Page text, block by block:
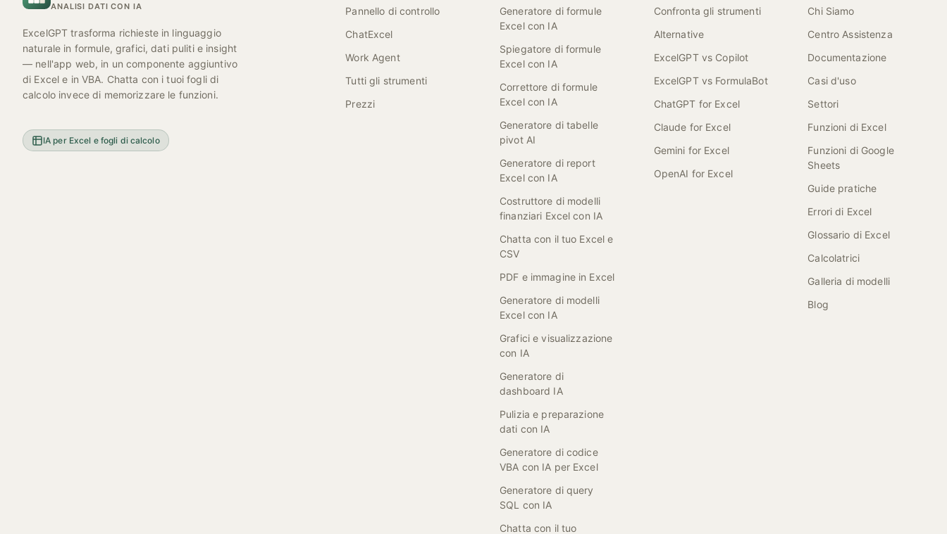
ANALISI DATI CON IA
ExcelGPT trasforma richieste in linguaggio
naturale in formule, grafici, dati puliti e insight
— nell'app web, in un componente aggiuntivo
di Excel e in VBA. Chatta con i tuoi fogli di
calcolo invece di memorizzare le funzioni.
IA per Excel e fogli di calcolo
Pannello di controllo
ChatExcel
Work Agent
Tutti gli strumenti
Prezzi
Generatore di formule
Excel con IA
Spiegatore di formule
Excel con IA
Correttore di formule
Excel con IA
Generatore di tabelle
pivot AI
Generatore di report
Excel con IA
Costruttore di modelli
finanziari Excel con IA
Chatta con il tuo Excel e
CSV
PDF e immagine in Excel
Generatore di modelli
Excel con IA
Grafici e visualizzazione
con IA
Generatore di
dashboard IA
Pulizia e preparazione
dati con IA
Generatore di codice
VBA con IA per Excel
Generatore di query
SQL con IA
Chatta con il tuo
Confronta gli strumenti
Alternative
ExcelGPT vs Copilot
ExcelGPT vs FormulaBot
ChatGPT for Excel
Claude for Excel
Gemini for Excel
OpenAI for Excel
Chi Siamo
Centro Assistenza
Documentazione
Casi d'uso
Settori
Funzioni di Excel
Funzioni di Google
Sheets
Guide pratiche
Errori di Excel
Glossario di Excel
Calcolatrici
Galleria di modelli
Blog